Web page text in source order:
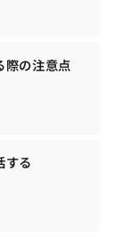
の注意点
する